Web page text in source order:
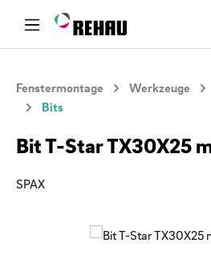
Zum Hauptinhalt springen
Fenstermontage Werkzeuge
Bits
Bit T-Star TX30X25
SPAX
Bildergalerie überspringen